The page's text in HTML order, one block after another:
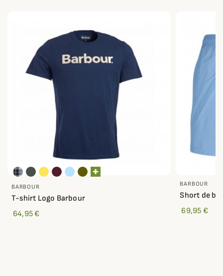
BARBOUR
T-shirt Logo Barbour
64,95 €
BARBOUR
Short de
69,95 €